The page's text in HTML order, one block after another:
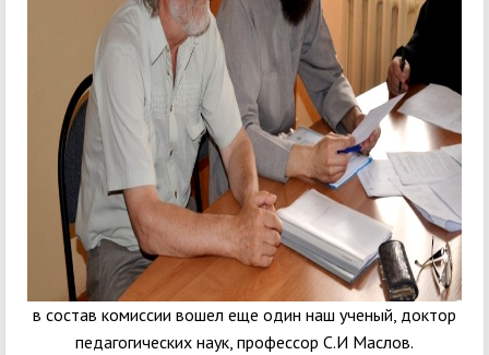
в состав комиссии вошел еще один наш ученый, доктор
педагогических наук, профессор С.И Маслов.